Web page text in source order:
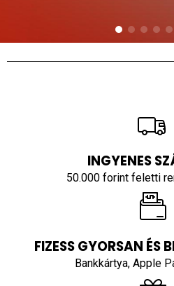
INGYENES
50.000 forint feletti
FIZESS GYORSAN ÉS
Bankkártya, Apple